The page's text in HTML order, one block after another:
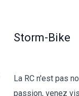
Storm-Bike
La RC n'est pas
passion, venez